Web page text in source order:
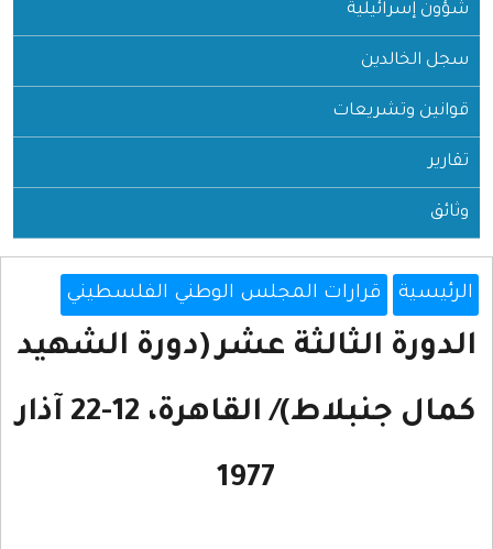
شؤون إسرائيلية
سجل الخالدين
قوانين وتشريعات
تقارير
وثائق
الرئيسية قرارات المجلس الوطني الفلسطيني
الدورة الثالثة عشر (دورة الشهيد
كمال جنبلاط)/ القاهرة، 12-22 آذار
1977